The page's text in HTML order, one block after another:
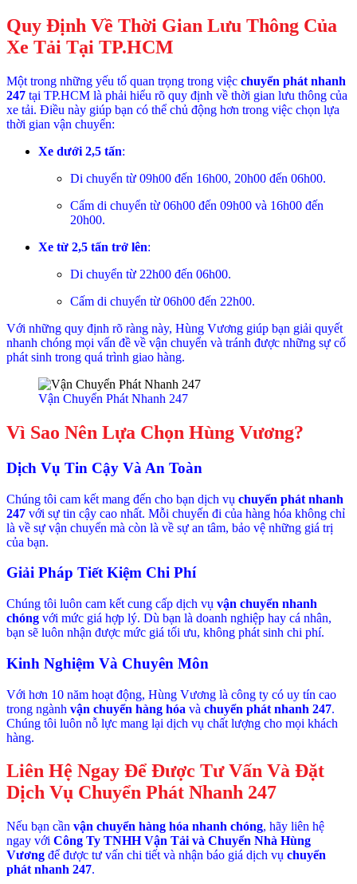
Quy Định Về Thời Gian Lưu Thông Của
Xe Tải Tại TP.HCM
Một trong những yếu tố quan trọng trong việc chuyển phát nhanh
247 tại TP.HCM là phải hiểu rõ quy định về thời gian lưu thông của
xe tải. Điều này giúp bạn có thể chủ động hơn trong việc chọn lựa
thời gian vận chuyển:
Xe dưới 2,5 tấn:
Di chuyển từ 09h00 đến 16h00, 20h00 đến 06h00.
Cấm di chuyển từ 06h00 đến 09h00 và 16h00 đến
20h00.
Xe từ 2,5 tấn trở lên:
Di chuyển từ 22h00 đến 06h00.
Cấm di chuyển từ 06h00 đến 22h00.
Với những quy định rõ ràng này, Hùng Vương giúp bạn giải quyết
nhanh chóng mọi vấn đề về vận chuyển và tránh được những sự cố
phát sinh trong quá trình giao hàng.
Vận Chuyển Phát Nhanh 247
Vì Sao Nên Lựa Chọn Hùng Vương?
Dịch Vụ Tin Cậy Và An Toàn
Chúng tôi cam kết mang đến cho bạn dịch vụ chuyển phát nhanh
247 với sự tin cậy cao nhất. Mỗi chuyến đi của hàng hóa không chỉ
là về sự vận chuyển mà còn là về sự an tâm, bảo vệ những giá trị
của bạn.
Giải Pháp Tiết Kiệm Chi Phí
Chúng tôi luôn cam kết cung cấp dịch vụ vận chuyển nhanh
chóng với mức giá hợp lý. Dù bạn là doanh nghiệp hay cá nhân,
bạn sẽ luôn nhận được mức giá tối ưu, không phát sinh chi phí.
Kinh Nghiệm Và Chuyên Môn
Với hơn 10 năm hoạt động, Hùng Vương là công ty có uy tín cao
trong ngành vận chuyển hàng hóa và chuyển phát nhanh 247.
Chúng tôi luôn nỗ lực mang lại dịch vụ chất lượng cho mọi khách
hàng.
Liên Hệ Ngay Để Được Tư Vấn Và Đặt
Dịch Vụ Chuyển Phát Nhanh 247
Nếu bạn cần vận chuyển hàng hóa nhanh chóng, hãy liên hệ
ngay với Công Ty TNHH Vận Tải và Chuyển Nhà Hùng
Vương để được tư vấn chi tiết và nhận báo giá dịch vụ chuyển
phát nhanh 247.